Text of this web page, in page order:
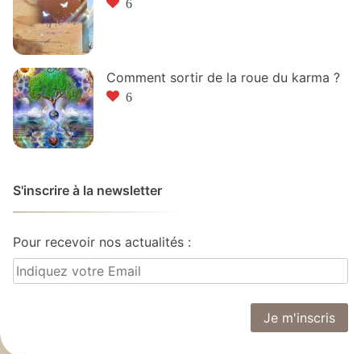
6
Comment sortir de la roue du karma ?
6
S'inscrire à la newsletter
Pour recevoir nos actualités :